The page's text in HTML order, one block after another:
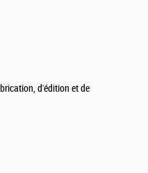
d'édition et de